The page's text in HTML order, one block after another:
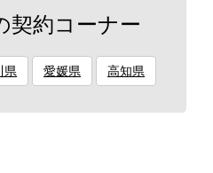
契約コーナー
県 愛媛県 高知県